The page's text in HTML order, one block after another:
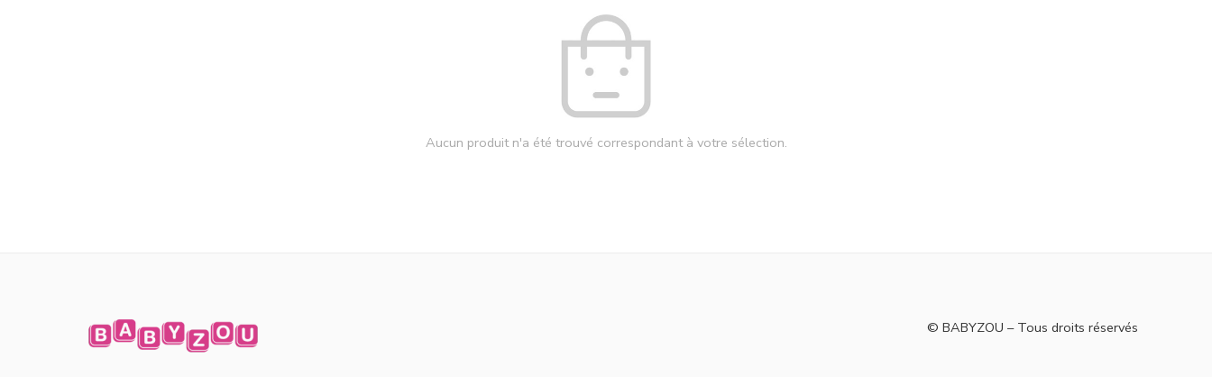
Aucun produit n'a été trouvé correspondant à votre sélection.
© BABYZOU – Tous droits réservés